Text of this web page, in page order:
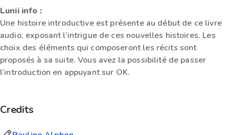
Lunii info :
Une histoire introductive est présente au début de ce livre
audio, exposant l’intrigue de ces nouvelles histoires. Les
choix des éléments qui composeront les récits sont
proposés à sa suite. Vous avez la possibilité de passer
l’introduction en appuyant sur OK.
Credits